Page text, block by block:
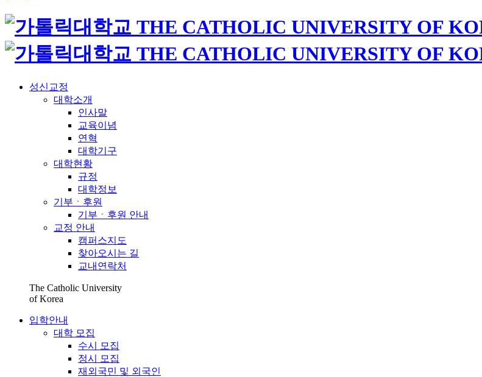
성신교정
대학소개
인사말
교육이념
연혁
대학기구
대학현황
규정
대학정보
기부ㆍ후원
기부ㆍ후원 안내
교정 안내
캠퍼스지도
찾아오시는 길
교내연락처
The Catholic University
of Korea
입학안내
대학 모집
수시 모집
정시 모집
재외국민 및 외국인